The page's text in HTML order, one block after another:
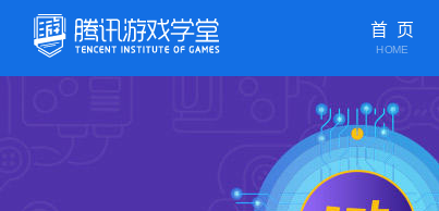
首 页
HOME